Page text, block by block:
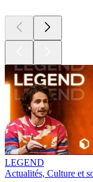
LEGEND
Actualités, Culture et